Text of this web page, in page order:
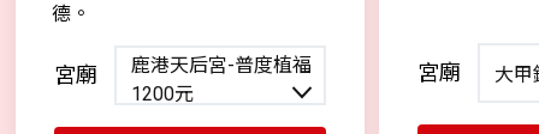
德。
宮廟
鹿港天后宮-普度植福
1200元
宮廟 大甲